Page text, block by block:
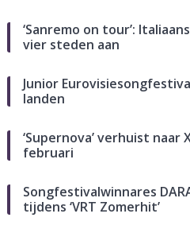
‘Sanremo on tour’:
vier steden aan
Junior
landen
‘Supernova’ verhuist naar
februari
Songfestivalwinnares
tijdens ‘VRT Zomerhit’